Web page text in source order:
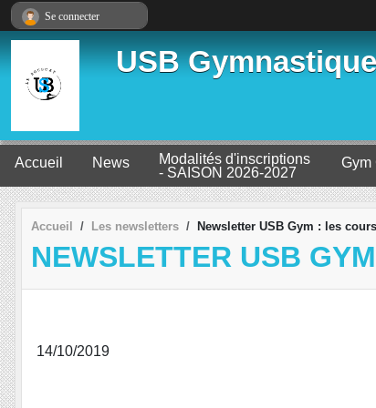
USB Gymnastique
Accueil News
Modalités d'inscriptions
- SAISON 2026-2027
Gym
Accueil Les newsletters Newsletter USB Gym : les
NEWSLETTER USB
14/10/2019
Se connecter
Panneau de gestion des cookies